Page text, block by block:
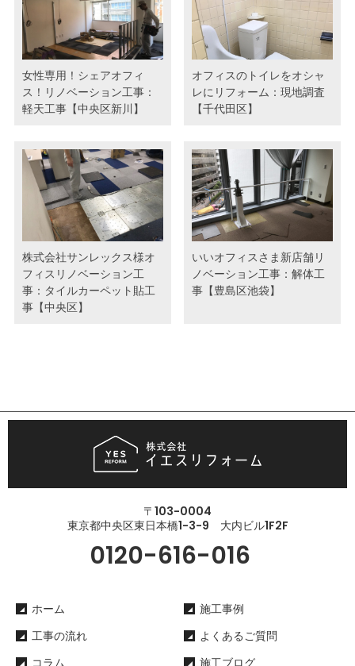
女性専用！シェアオフィ
ス！リノベーション工事：
軽天工事【中央区新川】
オフィスのトイレをオシャ
レにリフォーム：現地調査
【千代田区】
株式会社サンレックス様オ
フィスリノベーション工
事：タイルカーペット貼工
事【中央区】
いいオフィスさま新店舗リ
ノベーション工事：解体工
事【豊島区池袋】
〒103-0004
東京都中央区東日本橋1-3-9 大内ビル1F2F
0120-616-016
ホーム
施工事例
工事の流れ
よくあるご質問
コラム
施工ブログ